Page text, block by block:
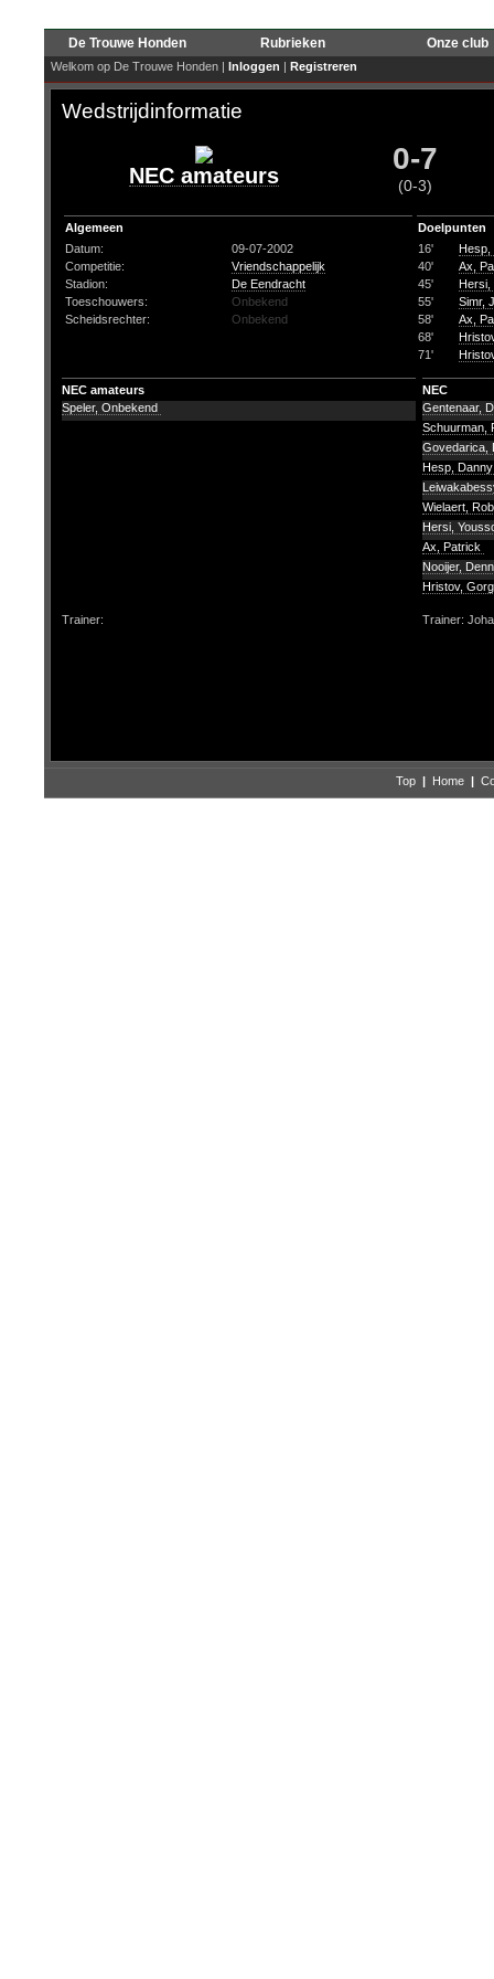
De Trouwe Honden Rubrieken Onze club
Welkom op De Trouwe Honden | Inloggen | Registreren
Wedstrijdinformatie
NEC amateurs 0-7
(0-3)
Algemeen
Datum:
09-07-2002
Competitie:
Vriendschappelijk
Stadion:
De Eendracht
Toeschouwers:
Onbekend
Scheidsrechter:
Onbekend
Doelpunten
16'
Hesp,
40'
Ax,
45'
Hersi,
55'
Simr,
58'
Ax,
68'
71'
NEC amateurs
NEC
Speler, Onbekend
Gentenaar,
Schuurman,
Govedarica,
Hesp,
Wielaert,
Hersi,
Ax, Patrick
Nooijer,
Hristov,
Trainer: Trainer:
Top | Home |